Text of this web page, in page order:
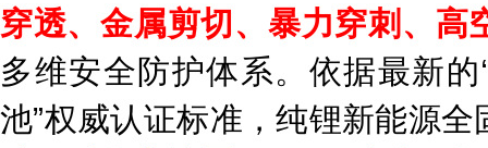
穿透、金属剪切、暴力穿刺、高
多维安全防护体系。依据最新
池”权威认证标准，纯锂新能源